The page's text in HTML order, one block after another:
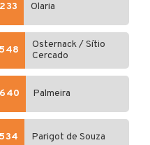
233 Olaria
548
Osternack / Sítio
Cercado
640 Palmeira
534 Parigot de Souza